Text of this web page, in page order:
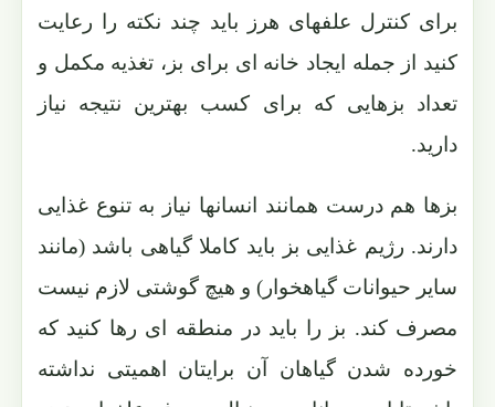
برای کنترل علفهای هرز باید چند نکته را رعایت
کنید از جمله ایجاد خانه ای برای بز، تغذیه مکمل و
تعداد بزهایی که برای کسب بهترین نتیجه نیاز
دارید.
بزها هم درست همانند انسانها نیاز به تنوع غذایی
دارند. رژیم غذایی بز باید کاملا گیاهی باشد (مانند
سایر حیوانات گیاهخوار) و هیچ گوشتی لازم نیست
مصرف کند. بز را باید در منطقه ای رها کنید که
خورده شدن گیاهان آن برایتان اهمیتی نداشته